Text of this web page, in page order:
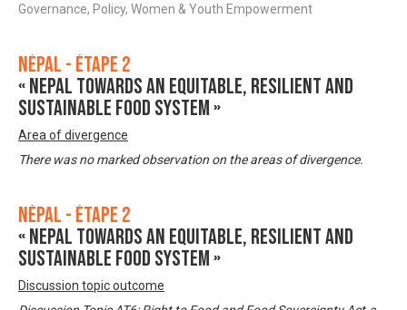
Governance, Policy, Women & Youth Empowerment
Népal - Étape 2
« Nepal towards an equitable, resilient and
sustainable food system »
Area of divergence
There was no marked observation on the areas of divergence.
Népal - Étape 2
« Nepal towards an equitable, resilient and
sustainable food system »
Discussion topic outcome